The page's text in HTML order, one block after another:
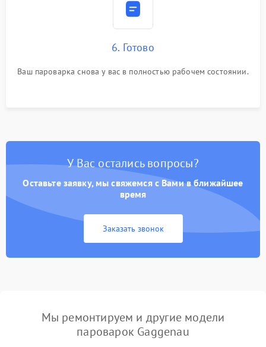
6. Готово
Ваш пароварка снова у вас в полностью рабочем состоянии.
У Вас остались вопросы?
Оставьте заявку, мы свяжемся с Вами в ближайшее
время
Заказать звонок
Мы ремонтируем и другие модели
пароварок Gaggenau